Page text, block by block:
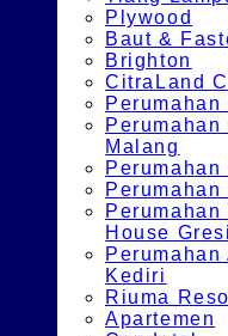
Plywood
Baut &
Brighton
CitraLand
Malang
House
Kediri
Riuma
Apartemen